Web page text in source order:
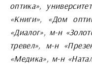
оптика»,
«Книги», «Дом
«Диалог», м-н
тревел», м-н
«Медика», м-н